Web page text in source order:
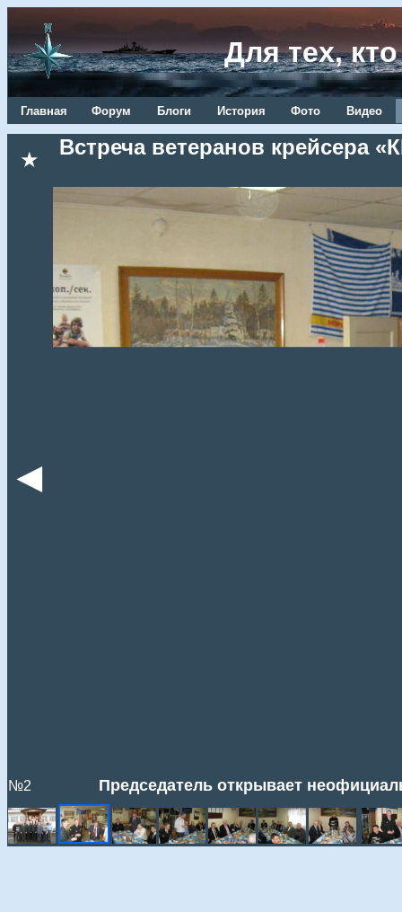
Для тех,
Главная Форум Блоги История Фото Видео
★
Встреча ветеранов крейсера
◄
№2 Председатель открывает